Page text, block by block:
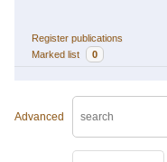
Register publications
Marked list
0
Advanced